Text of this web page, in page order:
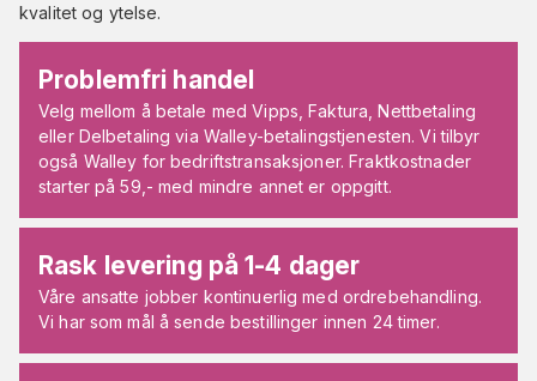
kvalitet og ytelse.
Problemfri handel
Velg mellom å betale med Vipps, Faktura, Nettbetaling
eller Delbetaling via Walley-betalingstjenesten. Vi tilbyr
også Walley for bedriftstransaksjoner. Fraktkostnader
starter på 59,- med mindre annet er oppgitt.
Rask levering på 1-4 dager
Våre ansatte jobber kontinuerlig med ordrebehandling.
Vi har som mål å sende bestillinger innen 24 timer.